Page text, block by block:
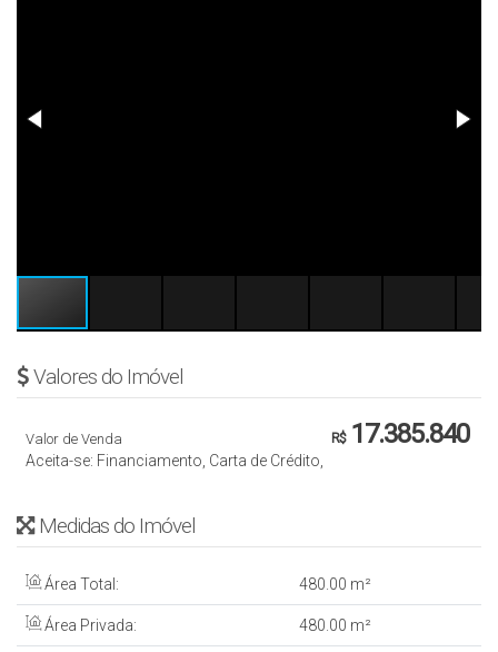
Valores do Imóvel
R$17.385.840
Valor de Venda
Aceita-se: Financiamento, Carta de Crédito,
Medidas do Imóvel
Área Total: 480.00 m²
Área Privada: 480.00 m²